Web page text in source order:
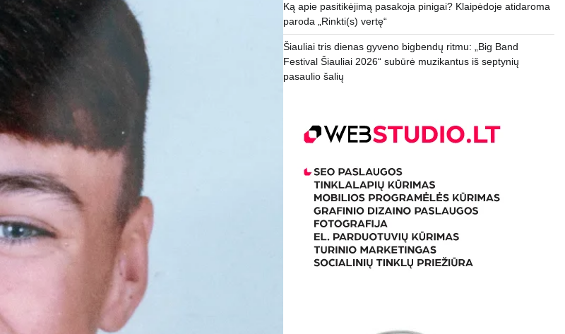
Ką apie pasitikėjimą pasakoja pinigai? Klaipėdoje atidaroma
paroda „Rinkti(s) vertę“
Šiauliai tris dienas gyveno bigbendų ritmu: „Big Band
Festival Šiauliai 2026“ subūrė muzikantus iš septynių
pasaulio šalių